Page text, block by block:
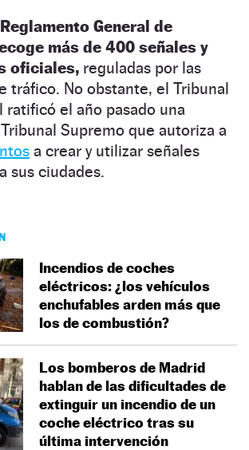
General de
más de 400 señales y
oficiales, reguladas por las
tráfico. No obstante, el Tribunal
ratificó el año pasado una
Supremo que autoriza a
a crear y utilizar señales
sus ciudades.
Incendios de coches
eléctricos: ¿los vehículos
enchufables arden más que
los de combustión?
Los bomberos de Madrid
hablan de las dificultades de
extinguir un incendio de un
coche eléctrico tras su
última intervención